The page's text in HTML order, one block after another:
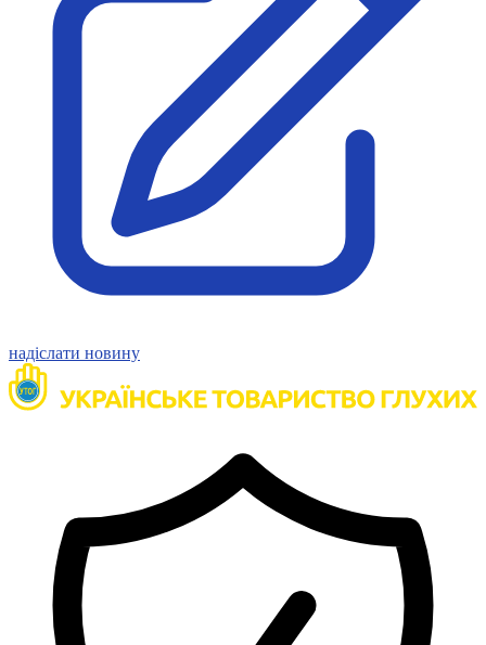
надіслати новину